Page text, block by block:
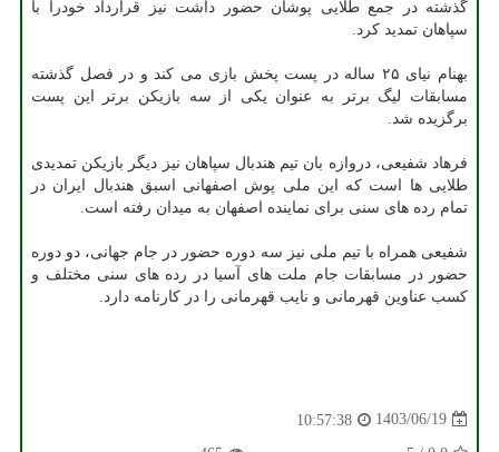
گذشته در جمع طلایی پوشان حضور داشت نیز قرارداد خودرا با
سپاهان تمدید کرد.
بهنام نیای ۲۵ ساله در پست پخش بازی می کند و در فصل گذشته
مسابقات لیگ برتر به عنوان یکی از سه بازیکن برتر این پست
برگزیده شد.
فرهاد شفیعی، دروازه بان تیم هندبال سپاهان نیز دیگر بازیکن تمدیدی
طلایی ها است که این ملی پوش اصفهانی اسبق هندبال ایران در
تمام رده های سنی برای نماینده اصفهان به میدان رفته است.
شفیعی همراه با تیم ملی نیز سه دوره حضور در جام جهانی، دو دوره
حضور در مسابقات جام ملت های آسیا در رده های سنی مختلف و
کسب عناوین قهرمانی و نایب قهرمانی را در کارنامه دارد.
1403/06/19
10:57:38